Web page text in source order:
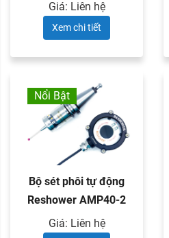
Giá: Liên hệ
Xem chi tiết
Nổi Bật
Bộ sét phôi tự động
Reshower AMP40-2
và đầu ...
Giá: Liên hệ